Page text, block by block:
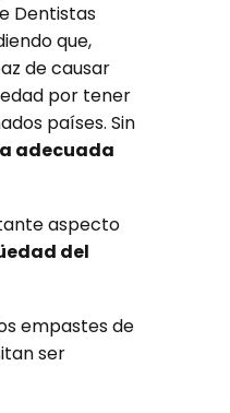
Dentistas
que,
de causar
por tener
países. Sin
adecuada
aspecto
del
empastes de
ser